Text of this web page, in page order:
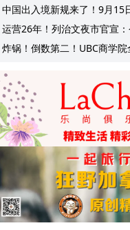
质量预警 最高可达35°C！
中国出入境新规来了！9月15
中介迎来最强监管！
运营26年！列治文夜市官宣：
9月20日最后一天！网友热议
炸锅！倒数第二！UBC商学
后4所加拿大名校！MBA毕业
网友评论更扎心！